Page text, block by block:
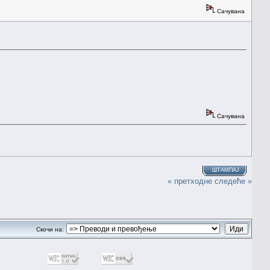
Сачувана
Сачувана
ШТАМПАЈ
« претходне следеће »
Скочи на: